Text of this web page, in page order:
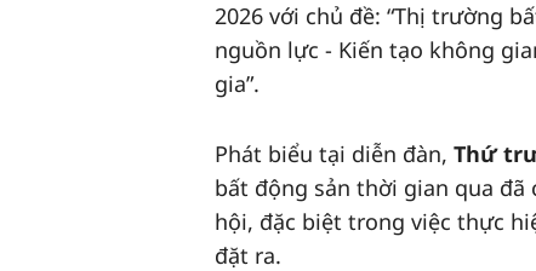
2026 với chủ đề: “Thị trường
nguồn lực - Kiến tạo không
gia”.
Phát biểu tại diễn đàn, Thứ
bất động sản thời gian qua
hội, đặc biệt trong việc thực
đặt ra.